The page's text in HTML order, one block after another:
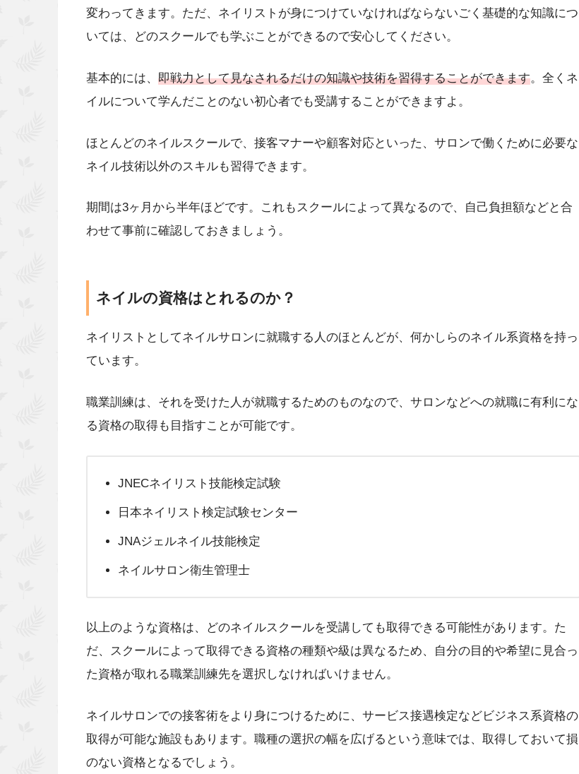
変わってきます。ただ、ネイリストが身につけていなければならないごく基礎的な知識につ
いては、どのスクールでも学ぶことができるので安心してください。
基本的には、 即戦力として見なされるだけの知識や技術を習得することができます。全くネ
イルについて学んだことのない初心者でも受講することができますよ。
ほとんどのネイルスクールで、接客マナーや顧客対応といった、サロンで働くために必要な
ネイル技術以外のスキルも習得できます。
期間は3ヶ月から半年ほどです。これもスクールによって異なるので、自己負担額などと合
わせて事前に確認しておきましょう。
ネイルの資格はとれるのか？
ネイリストとしてネイルサロンに就職する人のほとんどが、何かしらのネイル系資格を持っ
ています。
職業訓練は、それを受けた人が就職するためのものなので、サロンなどへの就職に有利にな
る資格の取得も目指すことが可能です。
JNECネイリスト技能検定試験
日本ネイリスト検定試験センター
JNAジェルネイル技能検定
ネイルサロン衛生管理士
以上のような資格は、どのネイルスクールを受講しても取得できる可能性があります。た
だ、スクールによって取得できる資格の種類や級は異なるため、自分の目的や希望に見合っ
た資格が取れる職業訓練先を選択しなければいけません。
ネイルサロンでの接客術をより身につけるために、サービス接遇検定などビジネス系資格の
取得が可能な施設もあります。職種の選択の幅を広げるという意味では、取得しておいて損
のない資格となるでしょう。